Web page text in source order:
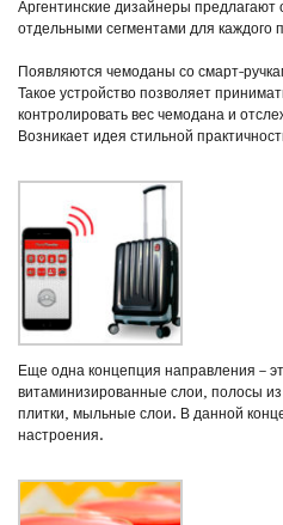
Аргентинские дизайнеры предлагают
отдельными сегментами для каждого
Появляются чемоданы со смарт-
Такое устройство позволяет
контролировать вес чемодана и
Возникает идея стильной
Еще одна концепция направления –
витаминизированные слои, полосы
плитки, мыльные слои. В данной
настроения.